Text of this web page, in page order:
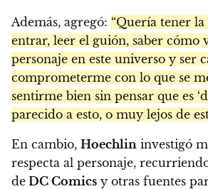
Además, agregó: “Quería tener
entrar, leer el guión, saber cómo
personaje en este universo y ser
comprometerme con lo que se
sentirme bien sin pensar que es
parecido a esto, o muy lejos de
En cambio, Hoechlin investigó
respecta al personaje,
de DC Comics y otras fuentes